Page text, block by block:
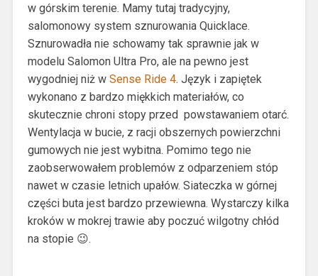
w górskim terenie. Mamy tutaj tradycyjny,
salomonowy system sznurowania Quicklace.
Sznurowadła nie schowamy tak sprawnie jak w
modelu Salomon Ultra Pro, ale na pewno jest
wygodniej niż w Sense Ride 4. Język i zapiętek
wykonano z bardzo miękkich materiałów, co
skutecznie chroni stopy przed powstawaniem otarć.
Wentylacja w bucie, z racji obszernych powierzchni
gumowych nie jest wybitna. Pomimo tego nie
zaobserwowałem problemów z odparzeniem stóp
nawet w czasie letnich upałów. Siateczka w górnej
części buta jest bardzo przewiewna. Wystarczy kilka
kroków w mokrej trawie aby poczuć wilgotny chłód
na stopie 😉.